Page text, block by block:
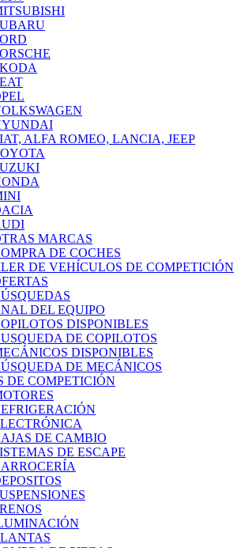
ALFA ROMEO, LANCIA, JEEP
MARCAS
DE COCHES
DE VEHÍCULOS DE COMPETICIÓN
DEL EQUIPO
DISPONIBLES
DE COPILOTOS
DISPONIBLES
DE MECÁNICOS
DE COMPETICIÓN
DE CAMBIO
DE ESCAPE